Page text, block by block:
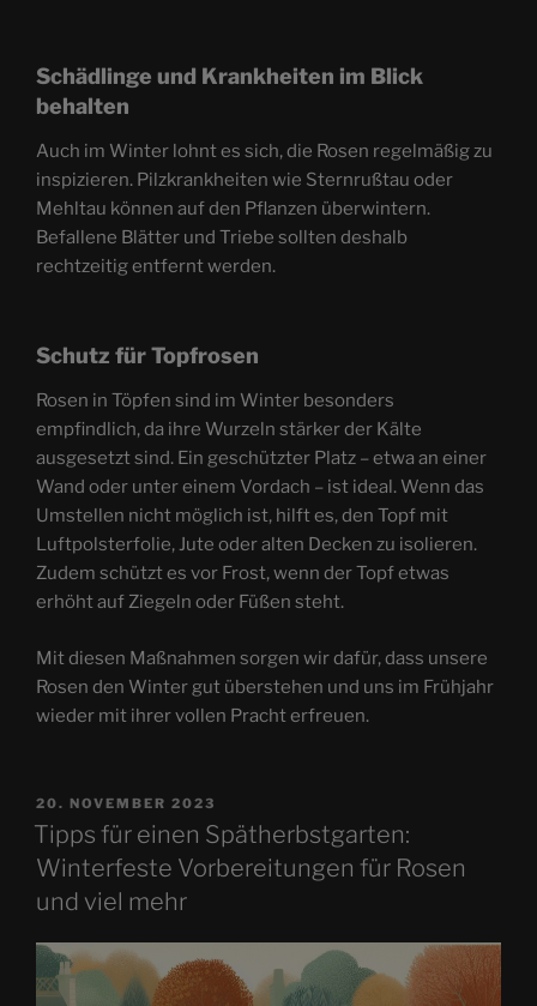
Schädlinge und Krankheiten im Blick
behalten
Auch im Winter lohnt es sich, die Rosen regelmäßig zu
inspizieren. Pilzkrankheiten wie Sternrußtau oder
Mehltau können auf den Pflanzen überwintern.
Befallene Blätter und Triebe sollten deshalb
rechtzeitig entfernt werden.
Schutz für Topfrosen
Rosen in Töpfen sind im Winter besonders
empfindlich, da ihre Wurzeln stärker der Kälte
ausgesetzt sind. Ein geschützter Platz – etwa an einer
Wand oder unter einem Vordach – ist ideal. Wenn das
Umstellen nicht möglich ist, hilft es, den Topf mit
Luftpolsterfolie, Jute oder alten Decken zu isolieren.
Zudem schützt es vor Frost, wenn der Topf etwas
erhöht auf Ziegeln oder Füßen steht.
Mit diesen Maßnahmen sorgen wir dafür, dass unsere
Rosen den Winter gut überstehen und uns im Frühjahr
wieder mit ihrer vollen Pracht erfreuen.
VERÖFFENTLICHT
AM
20. NOVEMBER 2023
Tipps für einen Spätherbstgarten:
Winterfeste Vorbereitungen für Rosen
und viel mehr